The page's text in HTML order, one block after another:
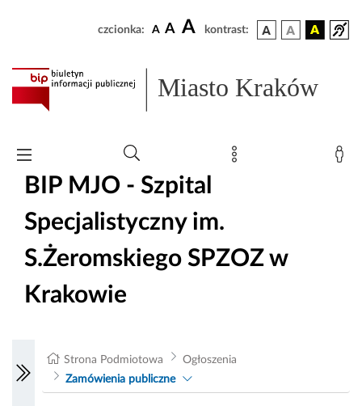
czcionka: A A A kontrast:
Miasto Kraków
BIP MJO - Szpital
Specjalistyczny im.
S.Żeromskiego SPZOZ w
Krakowie
Strona Podmiotowa
Ogłoszenia
Zamówienia publiczne